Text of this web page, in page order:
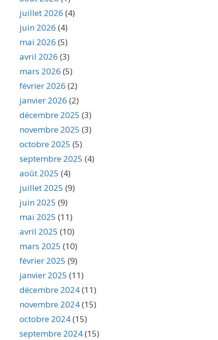
juillet 2026 (4)
juin 2026 (4)
mai 2026 (5)
avril 2026 (3)
mars 2026 (5)
février 2026 (2)
janvier 2026 (2)
décembre 2025 (3)
novembre 2025 (3)
octobre 2025 (5)
septembre 2025 (4)
août 2025 (4)
juillet 2025 (9)
juin 2025 (9)
mai 2025 (11)
avril 2025 (10)
mars 2025 (10)
février 2025 (9)
janvier 2025 (11)
décembre 2024(11)
novembre 2024(15)
octobre 2024(15)
septembre 2024(15)